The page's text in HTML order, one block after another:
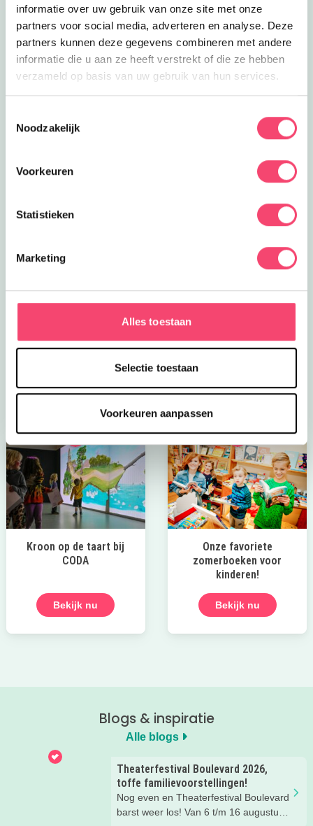
informatie over uw gebruik van onze site met onze
partners voor social media, adverteren en analyse. Deze
partners kunnen deze gegevens combineren met andere
informatie die u aan ze heeft verstrekt of die ze hebben
verzameld op basis van uw gebruik van hun services.
Noodzakelijk
Voorkeuren
Statistieken
Marketing
Alles toestaan
Selectie toestaan
Voorkeuren aanpassen
ZOMERVAKANTIE!
Ontdek de leukste gezinsuitjes in en om Den Bosch:
van kindvriendelijke festivals tot verkoelende
Laat die zomer maar komen!
Kroon op de taart bij
CODA
Bekijk nu
Onze favoriete
zomerboeken voor
kinderen!
Bekijk nu
Blogs & inspiratie
Alle blogs
Theaterfestival Boulevard 2026,
toffe familievoorstellingen!
Nog even en Theaterfestival Boulevard
barst weer los! Van 6 t/m 16 augustus